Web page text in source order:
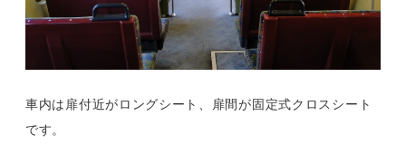
車内は扉付近がロングシート、扉間が固定式クロスシート
です。